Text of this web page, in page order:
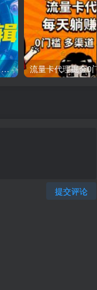
玩转AI短视频：剪辑、运营、直播一站式教学，轻松打造流量神话
提交评论